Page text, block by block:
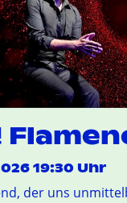
19:30 Uhr
der uns